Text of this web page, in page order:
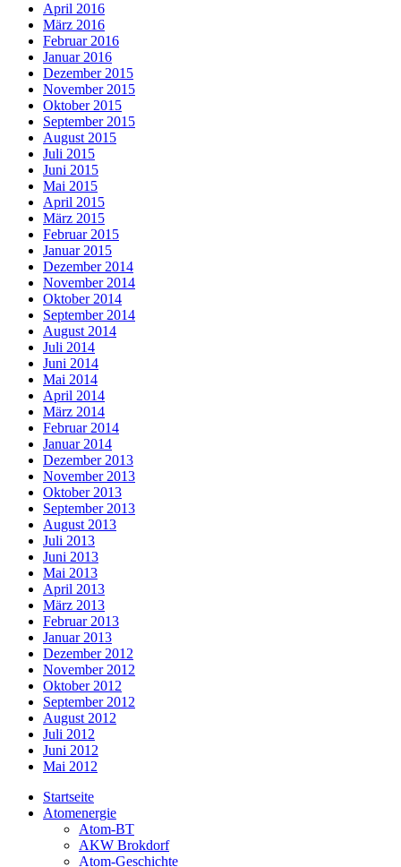
April 2016
März 2016
Februar 2016
Januar 2016
Dezember 2015
November 2015
Oktober 2015
September 2015
August 2015
Juli 2015
Juni 2015
Mai 2015
April 2015
März 2015
Februar 2015
Januar 2015
Dezember 2014
November 2014
Oktober 2014
September 2014
August 2014
Juli 2014
Juni 2014
Mai 2014
April 2014
März 2014
Februar 2014
Januar 2014
Dezember 2013
November 2013
Oktober 2013
September 2013
August 2013
Juli 2013
Juni 2013
Mai 2013
April 2013
März 2013
Februar 2013
Januar 2013
Dezember 2012
November 2012
Oktober 2012
September 2012
August 2012
Juli 2012
Juni 2012
Mai 2012
Startseite
Atomenergie
Atom-BT
AKW Brokdorf
Atom-Geschichte